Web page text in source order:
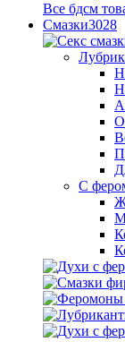
Все бдсм
Смазки3028
С